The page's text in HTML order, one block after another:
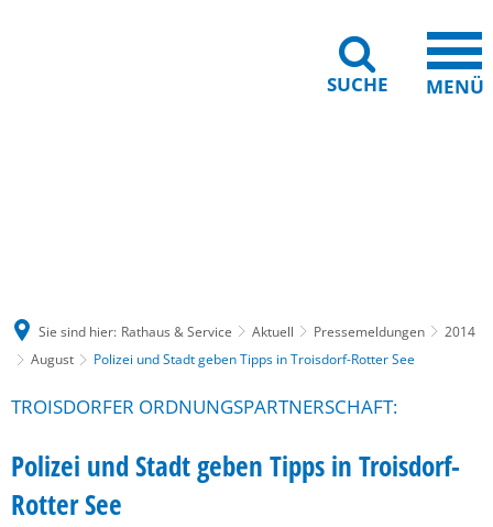
SUCHE MENÜ
Sie sind hier: Rathaus & Service Aktuell Pressemeldungen
2014
August
Polizei und Stadt geben Tipps in Troisdorf-Rotter See
TROISDORFER ORDNUNGSPARTNERSCHAFT:
Polizei und Stadt geben Tipps in Troisdorf-
Rotter See